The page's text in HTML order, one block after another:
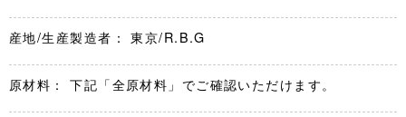
産地/生産製造者： 東京/R.B.G
原材料： 下記「全原材料」でご確認いただけます。